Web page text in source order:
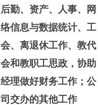
后勤、资产、人事、网
络信息与数据统计、工
会、离退休工作、教代
会和教职工思政，协助
经理做好财务工作； 公
司交办的其他工作